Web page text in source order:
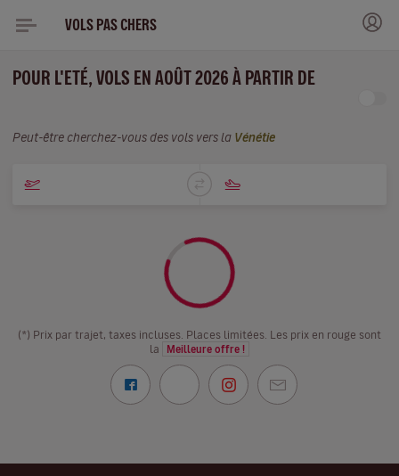
VOLS PAS CHERS
POUR L'ETÉ, VOLS EN AOÛT 2026 À PARTIR DE
Peut-être cherchez-vous des vols vers la Vénétie
(*) Prix par trajet, taxes incluses. Places limitées. Les prix en rouge sont
la
Meilleure offre !